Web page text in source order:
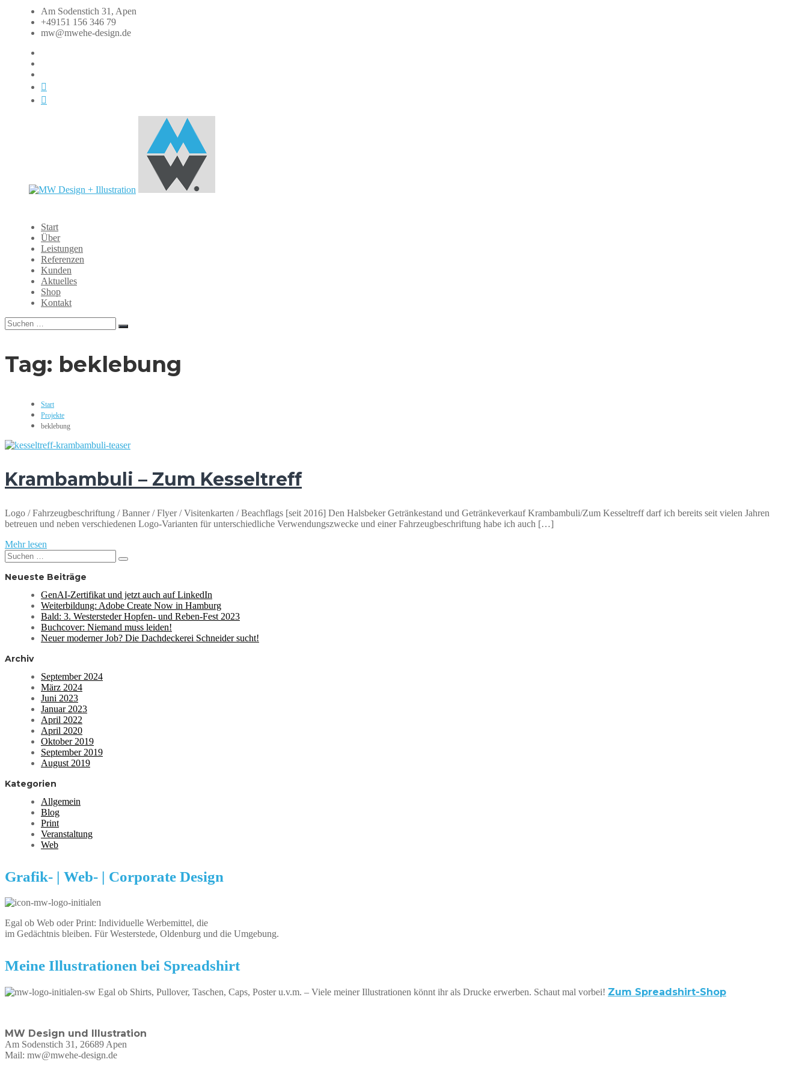
springen
Am Sodenstich 31, Apen
+49151 156 346 79
mw@mwehe-design.de
Design
Illustration
Grafikdesign,
Webdesign,
Marketing,
Mediengestaltung
Start
Über
Leistungen
Referenzen
Kunden
Aktuelles
Shop
Kontakt
Suchen
nach:
Suchen
Tag: beklebung
Start
Projekte
beklebung
Krambambuli – Zum Kesseltreff
Logo / Fahrzeugbeschriftung / Banner / Flyer / Visitenkarten / Beachflags [seit 2016] Den Halsbeker Getränkestand und Getränkeverkauf Krambambuli/Zum Kesseltreff darf ich bereits seit vielen Jahren
betreuen und neben verschiedenen Logo-Varianten für unterschiedliche Verwendungszwecke und einer Fahrzeugbeschriftung habe ich auch […]
Mehr lesen
Suchen
nach:
Suchen
Neueste Beiträge
GenAI-Zertifikat und jetzt auch auf LinkedIn
Weiterbildung: Adobe Create Now in Hamburg
Bald: 3. Westersteder Hopfen- und Reben-Fest 2023
Buchcover: Niemand muss leiden!
Neuer moderner Job? Die Dachdeckerei Schneider sucht!
Archiv
September 2024
März 2024
Juni 2023
Januar 2023
April 2022
April 2020
Oktober 2019
September 2019
August 2019
Kategorien
Allgemein
Blog
Print
Veranstaltung
Web
Grafik- | Web- | Corporate Design
Egal ob Web oder Print: Individuelle Werbemittel, die
im Gedächtnis bleiben. Für Westerstede, Oldenburg und die Umgebung.
Meine Illustrationen bei Spreadshirt
Egal ob Shirts, Pullover, Taschen, Caps, Poster u.v.m. – Viele meiner Illustrationen könnt ihr als Drucke erwerben. Schaut mal vorbei! Zum Spreadshirt-Shop
MW Design und Illustration
Am Sodenstich 31, 26689 Apen
Mail: mw@mwehe-design.de